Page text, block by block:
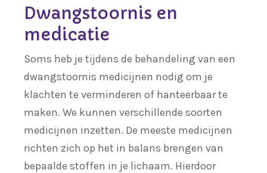
Dwangstoornis en
medicatie
Soms heb je tijdens de behandeling van een
dwangstoornis medicijnen nodig om je
klachten te verminderen of hanteerbaar te
maken. We kunnen verschillende soorten
medicijnen inzetten. De meeste medicijnen
richten zich op het in balans brengen van
bepaalde stoffen in je lichaam. Hierdoor